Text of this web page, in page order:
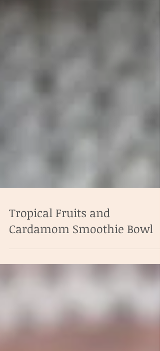
Tropical Fruits and
Cardamom Smoothie Bowl